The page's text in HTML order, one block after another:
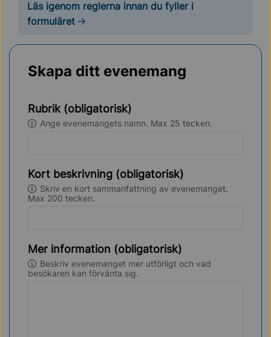
Läs igenom reglerna innan du fyller i
formuläret
Skapa ditt evenemang
Rubrik (obligatorisk)
Ange evenemangets namn. Max 25 tecken.
Kort beskrivning (obligatorisk)
Skriv en kort sammanfattning av evenemanget.
Max 200 tecken.
Mer information (obligatorisk)
Beskriv evenemanget mer utförligt och vad
besökaren kan förvänta sig.